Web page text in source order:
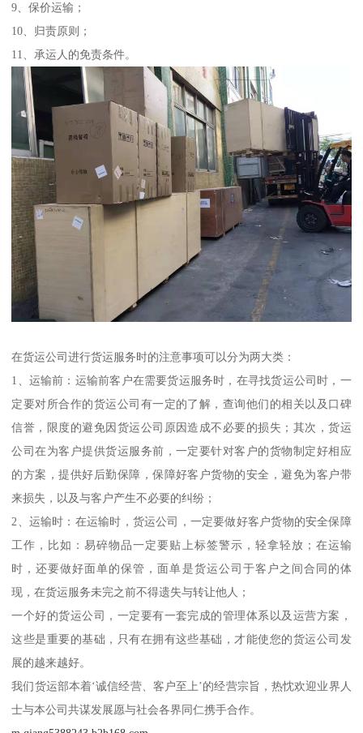
9、保价运输；
10、归责原则；
11、承运人的免责条件。
在货运公司进行货运服务时的注意事项可以分为两大类：
1、运输前：运输前客户在需要货运服务时，在寻找货运公司时，一
定要对所合作的货运公司有一定的了解，查询他们的相关以及口碑
信誉，限度的避免因货运公司原因造成不必要的损失；其次，货运
公司在为客户提供货运服务前，一定要针对客户的货物制定好相应
的方案，提供好后勤保障，保障好客户货物的安全，避免为客户带
来损失，以及与客户产生不必要的纠纷；
2、运输时：在运输时，货运公司，一定要做好客户货物的安全保障
工作，比如：易碎物品一定要贴上标签警示，轻拿轻放；在运输
时，还要做好面单的保管，面单是货运公司于客户之间合同的体
现，在货运服务未完之前不得遗失与转让他人；
一个好的货运公司，一定要有一套完成的管理体系以及运营方案，
这些是重要的基础，只有在拥有这些基础，才能使您的货运公司发
展的越来越好。
我们货运部本着‘诚信经营、客户至上’的经营宗旨，热忱欢迎业界人
士与本公司共谋发展愿与社会各界同仁携手合作。